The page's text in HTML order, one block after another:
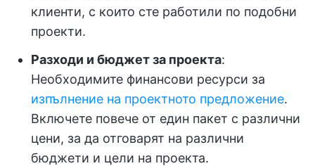
клиенти, с които сте работили по подобни
проекти.
Разходи и бюджет за проекта:
Необходимите финансови ресурси за
изпълнение на проектното предложение.
Включете повече от един пакет с различни
цени, за да отговарят на различни
бюджети и цели на проекта.